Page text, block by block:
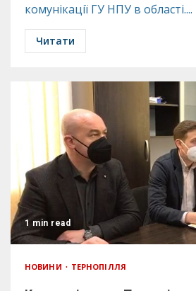
комунікації ГУ НПУ в області....
Читати
1 min read
НОВИНИ ТЕРНОПІЛЛЯ